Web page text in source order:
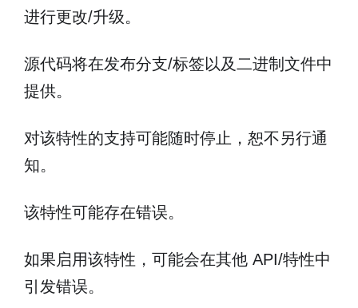
进行更改/升级。
源代码将在发布分支/标签以及二进制文件中
提供。
对该特性的支持可能随时停止，恕不另行通
知。
该特性可能存在错误。
如果启用该特性，可能会在其他 API/特性中
引发错误。